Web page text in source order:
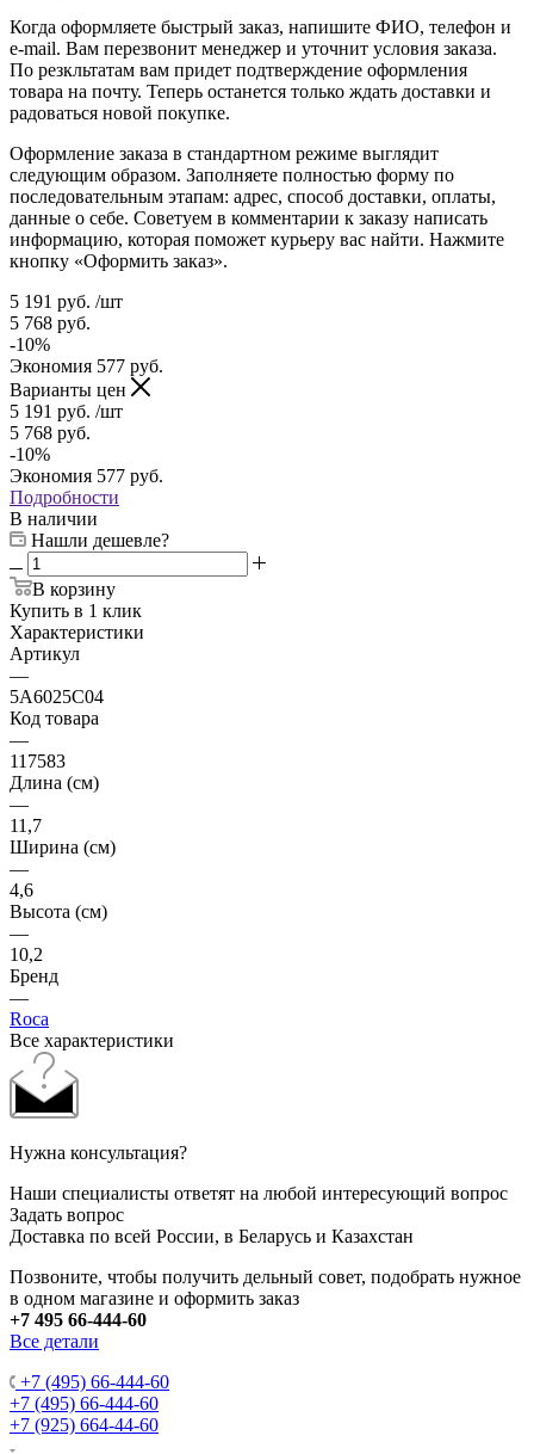
Когда оформляете быстрый заказ, напишите ФИО, телефон и
e-mail. Вам перезвонит менеджер и уточнит условия заказа.
По резкльтатам вам придет подтверждение оформления
товара на почту. Теперь останется только ждать доставки и
радоваться новой покупке.
Оформление заказа в стандартном режиме выглядит
следующим образом. Заполняете полностью форму по
последовательным этапам: адрес, способ доставки, оплаты,
данные о себе. Советуем в комментарии к заказу написать
информацию, которая поможет курьеру вас найти. Нажмите
кнопку «Оформить заказ».
5 191 руб. /шт
5 768 руб.
-10%
Экономия 577 руб.
Варианты цен
5 191 руб. /шт
5 768 руб.
-10%
Экономия 577 руб.
Подробности
В наличии
Нашли дешевле?
В корзину
Купить в 1 клик
Характеристики
Артикул
—
5A6025C04
Код товара
—
117583
Длина (см)
—
11,7
Ширина (см)
—
4,6
Высота (см)
—
10,2
Бренд
—
Roca
Все характеристики
Нужна консультация?
Наши специалисты ответят на любой интересующий вопрос
Задать вопрос
Доставка по всей России, в Беларусь и Казахстан
Позвоните, чтобы получить дельный совет, подобрать нужное
в одном магазине и оформить заказ
+7 495 66-444-60
Все детали
+7 (495) 66-444-60
+7 (495) 66-444-60
+7 (925) 664-44-60